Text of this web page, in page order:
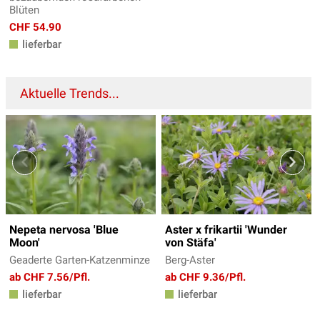
Blüten
CHF 54.90
lieferbar
Aktuelle Trends...
Nepeta nervosa 'Blue
Moon'
Geaderte Garten-Katzenminze
ab CHF 7.56/Pfl.
lieferbar
Aster x frikartii 'Wunder
von Stäfa'
Berg-Aster
ab CHF 9.36/Pfl.
lieferbar